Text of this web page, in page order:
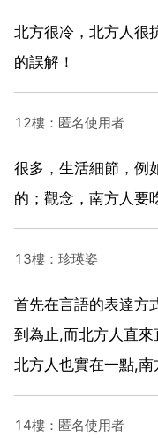
北方很冷，北方人很
的誤解！
12樓：匿名使用者
很多，生活細節，例
的；觀念，南方人要
13樓：珍瑛姿
首先在言語的表達方
到為止,而北方人直
北方人也實在一點,
14樓：匿名使用者